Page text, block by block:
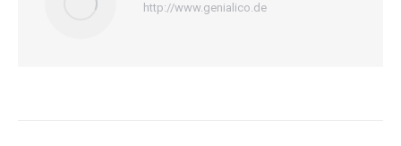
http://www.genialico.de